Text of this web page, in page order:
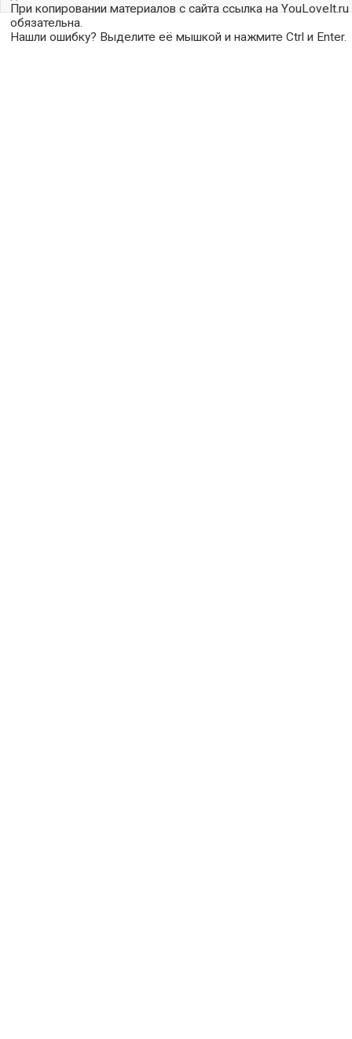
При копировании материалов с сайта ссылка на YouLoveIt.ru
обязательна.
Нашли ошибку? Выделите её мышкой и нажмите Ctrl и Enter.